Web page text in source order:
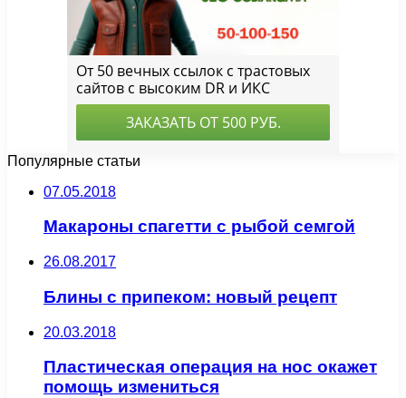
Популярные статьи
07.05.2018
Макароны спагетти с рыбой семгой
26.08.2017
Блины с припеком: новый рецепт
20.03.2018
Пластическая операция на нос окажет
помощь измениться